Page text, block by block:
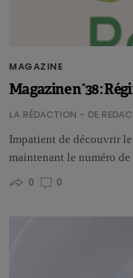
MAGAZINE
Magazine n°38:
LA RÉDACTION - DE
Impatient de découvrir
maintenant le numéro
0
0